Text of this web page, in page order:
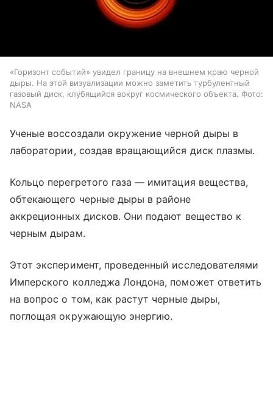
«Горизонт событий» увидел границу на внешнем краю черной
дыры. На этой визуализации можно заметить турбулентный
газовый диск, клубящийся вокруг космического объекта. Фото:
NASA
Ученые воссоздали окружение черной дыры в
лаборатории, создав вращающийся диск плазмы.
Кольцо перегретого газа — имитация вещества,
обтекающего черные дыры в районе
аккреционных дисков. Они подают вещество к
черным дырам.
Этот эксперимент, проведенный исследователями
Имперского колледжа Лондона, поможет ответить
на вопрос о том, как растут черные дыры,
поглощая окружающую энергию.